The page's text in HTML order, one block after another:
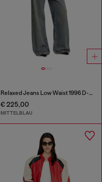
Relaxed Jeans Low Waist 1996 D-Sire
€ 225,00
MITTELBLAU